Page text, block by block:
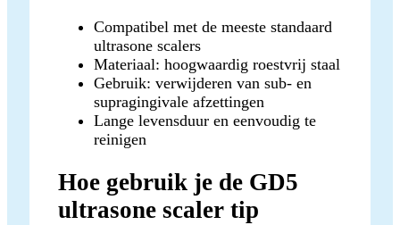
Compatibel met de meeste standaard
ultrasone scalers
Materiaal: hoogwaardig roestvrij staal
Gebruik: verwijderen van sub- en
supragingivale afzettingen
Lange levensduur en eenvoudig te
reinigen
Hoe gebruik je de GD5
ultrasone scaler tip